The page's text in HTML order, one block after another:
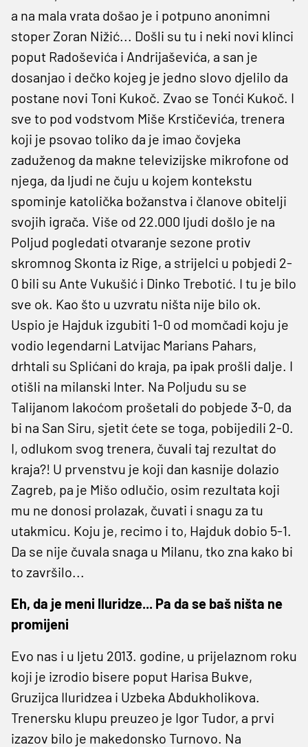
a na mala vrata došao je i potpuno anonimni
stoper Zoran Nižić... Došli su tu i neki novi klinci
poput Radoševića i Andrijaševića, a san je
dosanjao i dečko kojeg je jedno slovo djelilo da
postane novi Toni Kukoč. Zvao se Tonći Kukoč. I
sve to pod vodstvom Miše Krstičevića, trenera
koji je psovao toliko da je imao čovjeka
zaduženog da makne televizijske mikrofone od
njega, da ljudi ne čuju u kojem kontekstu
spominje katolička božanstva i članove obitelji
svojih igrača. Više od 22.000 ljudi došlo je na
Poljud pogledati otvaranje sezone protiv
skromnog Skonta iz Rige, a strijelci u pobjedi 2-
0 bili su Ante Vukušić i Dinko Trebotić. I tu je bilo
sve ok. Kao što u uzvratu ništa nije bilo ok.
Uspio je Hajduk izgubiti 1-0 od momčadi koju je
vodio legendarni Latvijac Marians Pahars,
drhtali su Splićani do kraja, pa ipak prošli dalje. I
otišli na milanski Inter. Na Poljudu su se
Talijanom lakoćom prošetali do pobjede 3-0, da
bi na San Siru, sjetit ćete se toga, pobijedili 2-0.
I, odlukom svog trenera, čuvali taj rezultat do
kraja?! U prvenstvu je koji dan kasnije dolazio
Zagreb, pa je Mišo odlučio, osim rezultata koji
mu ne donosi prolazak, čuvati i snagu za tu
utakmicu. Koju je, recimo i to, Hajduk dobio 5-1.
Da se nije čuvala snaga u Milanu, tko zna kako bi
to završilo...
Eh, da je meni Iluridze... Pa da se baš ništa ne
promijeni
Evo nas i u ljetu 2013. godine, u prijelaznom roku
koji je izrodio bisere poput Harisa Bukve,
Gruzijca Iluridzea i Uzbeka Abdukholikova.
Trenersku klupu preuzeo je Igor Tudor, a prvi
izazov bilo je makedonsko Turnovo. Na